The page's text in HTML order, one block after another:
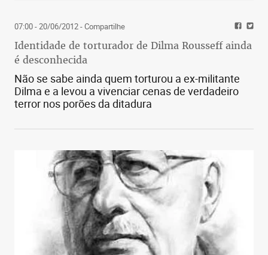
07:00 - 20/06/2012- Compartilhe
Identidade de torturador de Dilma Rousseff ainda
é desconhecida
Não se sabe ainda quem torturou a ex-militante
Dilma e a levou a vivenciar cenas de verdadeiro
terror nos porões da ditadura